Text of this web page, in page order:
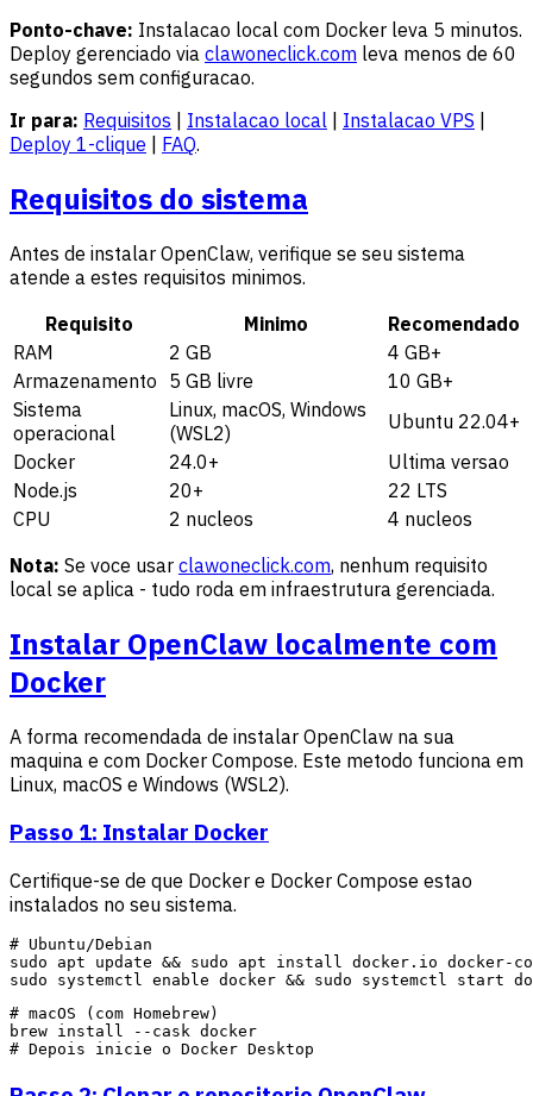
Ponto-chave: Instalacao local com Docker leva 5 minutos.
Deploy gerenciado via clawoneclick.com leva menos de 60
segundos sem configuracao.
Ir para: Requisitos | Instalacao local | Instalacao VPS |
Deploy 1-clique | FAQ.
Requisitos do sistema
Antes de instalar OpenClaw, verifique se seu sistema
atende a estes requisitos minimos.
Requisito
Minimo
Recomendado
RAM
2 GB
4 GB+
Armazenamento 5 GB livre
10 GB+
Sistema
operacional
Linux, macOS, Windows
(WSL2)
Ubuntu 22.04+
Docker
24.0+
Ultima versao
Node.js
20+
22 LTS
CPU
2 nucleos
4 nucleos
Nota: Se voce usar clawoneclick.com, nenhum requisito
local se aplica - tudo roda em infraestrutura gerenciada.
Instalar OpenClaw localmente com
Docker
A forma recomendada de instalar OpenClaw na sua
maquina e com Docker Compose. Este metodo funciona em
Linux, macOS e Windows (WSL2).
Passo 1: Instalar Docker
Certifique-se de que Docker e Docker Compose estao
instalados no seu sistema.
# Ubuntu/Debian
sudo apt update && sudo apt install docker.io docker-
# macOS (com Homebrew)
brew install --cask docker